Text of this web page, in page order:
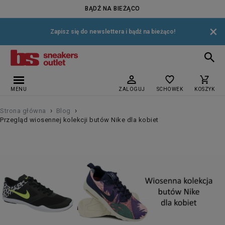
BĄDŹ NA BIEŻĄCO
Zapisz się do newslettera i bądź na bieżąco! ×
MENU ZALOGUJ SCHOWEK KOSZYK
Strona główna › Blog ›
Przegląd wiosennej kolekcji butów Nike dla kobiet